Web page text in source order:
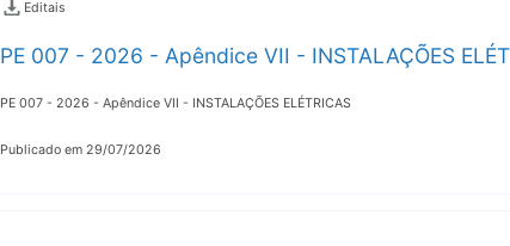
Editais
PE 007 - 2026 - Apêndice VII - INSTALAÇÕES
PE 007 - 2026 - Apêndice VII - INSTALAÇÕES ELÉTRICAS
Publicado em 29/07/2026